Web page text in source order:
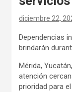
diciembre 22,
Dependencias
brindarán
Mérida,
atención
prioridad para